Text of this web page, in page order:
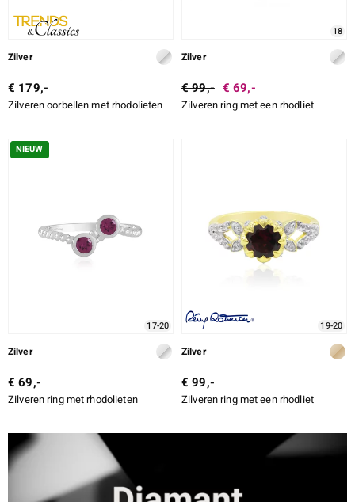
Zilver
€ 179,-
Zilveren oorbellen met rhodolieten
18
Zilver
€ 99,- € 69,-
Zilveren ring met een rhodliet
NIEUW
17-20
Zilver
€ 69,-
Zilveren ring met rhodolieten
19-20
Zilver
€ 99,-
Zilveren ring met een rhodliet